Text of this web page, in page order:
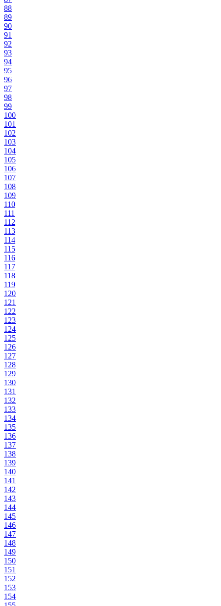
88
89
90
91
92
93
94
95
96
97
98
99
100
101
102
103
104
105
106
107
108
109
110
111
112
113
114
115
116
117
118
119
120
121
122
123
124
125
126
127
128
129
130
131
132
133
134
135
136
137
138
139
140
141
142
143
144
145
146
147
148
149
150
151
152
153
154